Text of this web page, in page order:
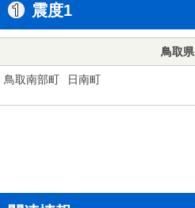
震度1
鳥取県
鳥取南部町 日南町